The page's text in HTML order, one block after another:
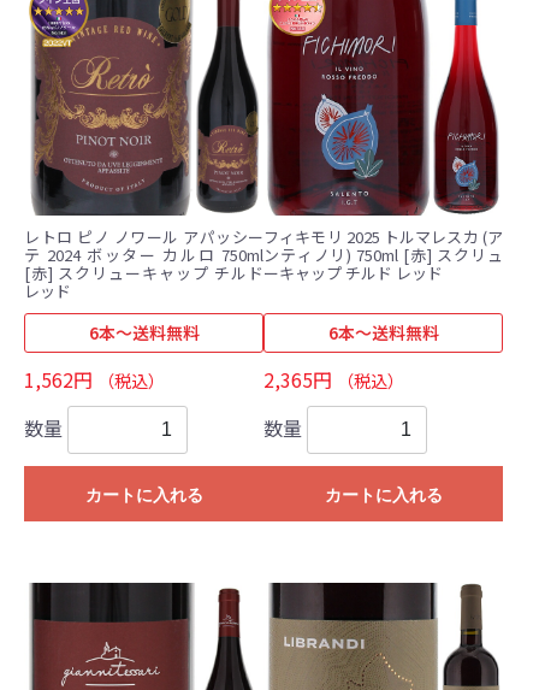
レトロ ピノ ノワール アパッシー
テ 2024 ボッター カルロ 750ml
[赤] スクリューキャップ チルド
レッド
6本～送料無料
1,562円 （税込）
数量
カートに入れる
フィキモリ 2025 トルマレスカ (ア
ンティノリ) 750ml [赤] スクリュ
ーキャップ チルド レッド
6本～送料無料
2,365円 （税込）
数量
カートに入れる